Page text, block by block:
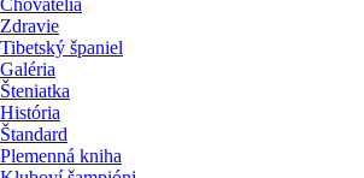
Chovatelia
Zdravie
Tibetský španiel
Galéria
Šteniatka
História
Štandard
Plemenná kniha